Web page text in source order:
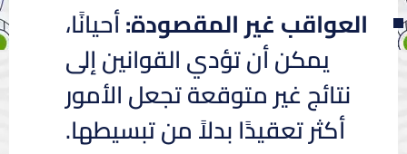
العواقب غير المقصودة:أحيانًا،
يمكن أن تؤدي القوانين إلى
نتائج غير متوقعة تجعل الأمور
أكثر تعقيدًا بدلاً من تبسيطها.